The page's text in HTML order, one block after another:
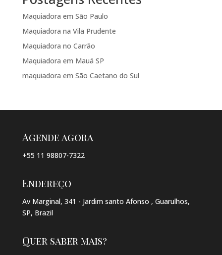
Maquiadora em São Paulo
Maquiadora na Vila Prudente
Maquiadora no Carrão
Maquiadora em Mauá SP
maquiadora em São Caetano do Sul
Agende agora
+55 11 98807-7322
Endereço
Av Marginal, 341 - Jardim santo Afonso , Guarulhos,
SP, Brazil
Quer saber mais?